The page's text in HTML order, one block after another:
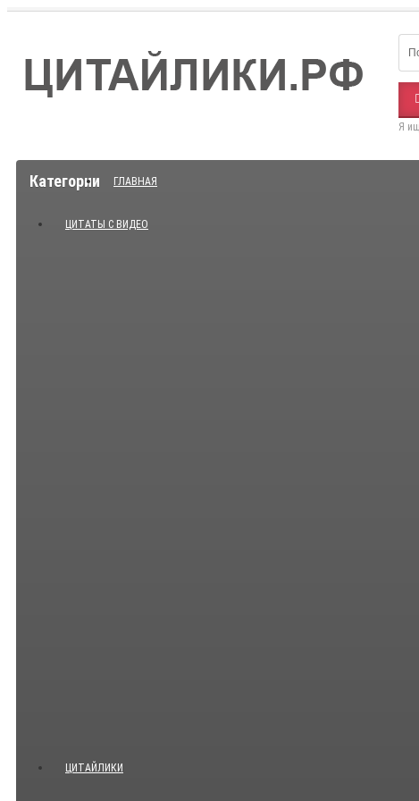
Я
Категории ГЛАВНАЯ
ЦИТАТЫ С ВИДЕО
ЦИТАЙЛИКИ